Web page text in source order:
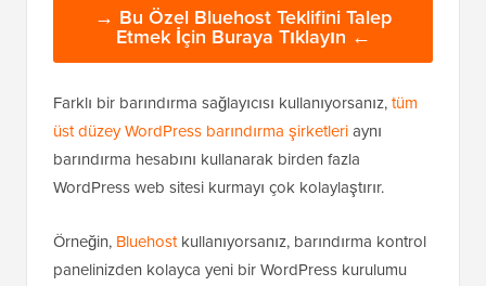
→ Bu Özel Bluehost Teklifini Talep
Etmek İçin Buraya Tıklayın ←
Farklı bir barındırma sağlayıcısı kullanıyorsanız,tüm
üst düzey WordPress barındırma şirketleriaynı
barındırma hesabını kullanarak birden fazla
WordPress web sitesi kurmayı çok kolaylaştırır.
Örneğin, Bluehostkullanıyorsanız, barındırma kontrol
panelinizden kolayca yeni bir WordPress kurulumu